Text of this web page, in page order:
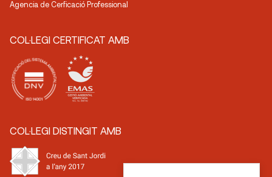
Agencia de Cerficació Professional
COL·LEGI CERTIFICAT AMB
COL·LEGI DISTINGIT AMB